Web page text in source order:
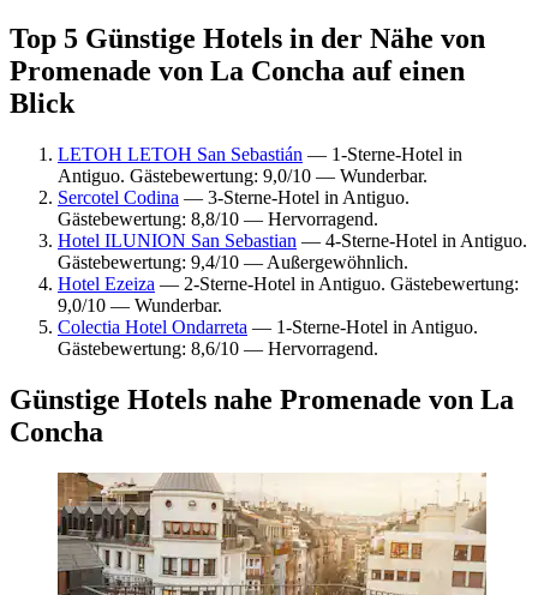
Top 5 Günstige Hotels in der Nähe von
Promenade von La Concha auf einen
Blick
LETOH LETOH San Sebastián — 1-Sterne-Hotel in
Antiguo. Gästebewertung: 9,0/10 — Wunderbar.
Sercotel Codina — 3-Sterne-Hotel in Antiguo.
Gästebewertung: 8,8/10 — Hervorragend.
Hotel ILUNION San Sebastian — 4-Sterne-Hotel in Antiguo.
Gästebewertung: 9,4/10 — Außergewöhnlich.
Hotel Ezeiza — 2-Sterne-Hotel in Antiguo. Gästebewertung:
9,0/10 — Wunderbar.
Colectia Hotel Ondarreta — 1-Sterne-Hotel in Antiguo.
Gästebewertung: 8,6/10 — Hervorragend.
Günstige Hotels nahe Promenade von La
Concha